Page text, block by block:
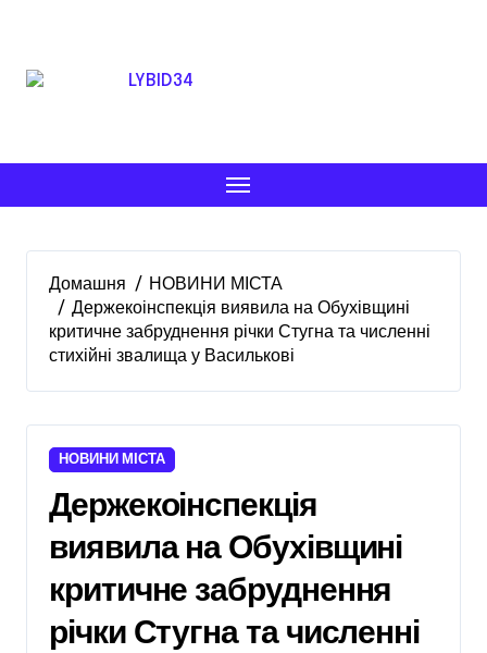
Домашня
НОВИНИ МІСТА
Держекоінспекція виявила на Обухівщині
критичне забруднення річки Стугна та численні
стихійні звалища у Василькові
НОВИНИ МІСТА
Держекоінспекція
виявила на Обухівщині
критичне забруднення
річки Стугна та численні